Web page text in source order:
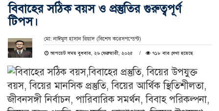
বিবাহের সঠিক বয়স ও প্রস্তুতির গুরুত্বপূর্ণ
টিপস।
মো: নাঈমুল হাসান রিয়াদ (বিশেষ করেসপন্ডেন্ট)
আপডেট সময় বুধবার, ২৬ ফেব্রুয়ারী, ২০২৫ ৭১৮ বার দেখা হয়েছে